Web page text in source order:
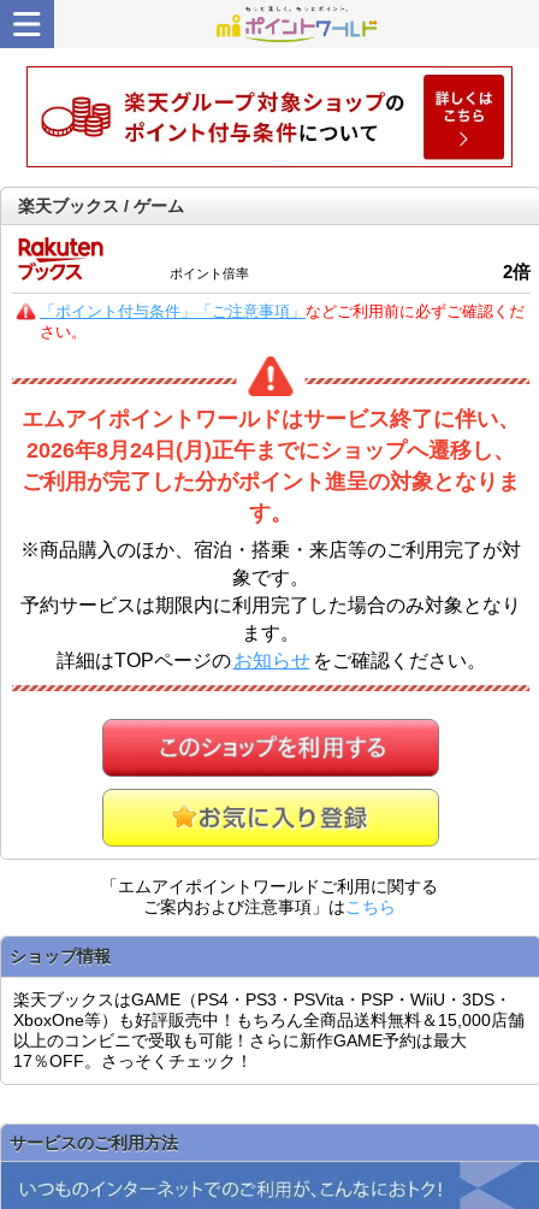
楽天ブックス / ゲーム
ポイント倍率 2倍
「ポイント付与条件」「ご注意事項」 などご利用前に必ずご確認くだ
さい。
エムアイポイントワールドはサービス終了に伴い、
2026年8月24日(月)正午までにショップへ遷移し、
ご利用が完了した分がポイント進呈の対象となりま
す。
※商品購入のほか、宿泊・搭乗・来店等のご利用完了が対
象です。
予約サービスは期限内に利用完了した場合のみ対象となり
ます。
詳細はTOPページの お知らせ をご確認ください。
「エムアイポイントワールドご利用に関する
ご案内および注意事項」はこちら
ショップ情報
楽天ブックスはGAME（PS4・PS3・PSVita・PSP・WiiU・3DS・
XboxOne等）も好評販売中！もちろん全商品送料無料＆15,000店舗
以上のコンビニで受取も可能！さらに新作GAME予約は最大
17％OFF。さっそくチェック！
サービスのご利用方法